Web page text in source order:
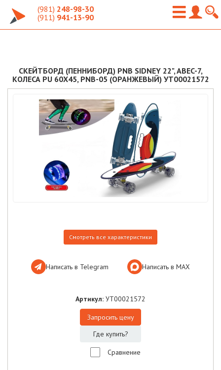
(981) 248-98-30
(911) 941-13-90
СКЕЙТБОРД (ПЕННИБОРД) PNB SIDNEY 22", ABEC-7,
КОЛЕСА PU 60X45, PNB-05 (ОРАНЖЕВЫЙ) УТ00021572
Смотреть все характеристики
Написать в Telegram Написать в МАХ
Артикул: УТ00021572
Запросить цену
Где купить?
Сравнение